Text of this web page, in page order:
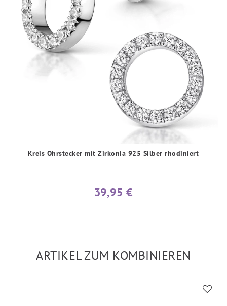
Kreis Ohrstecker mit Zirkonia 925 Silber rhodiniert
39,95 €
ARTIKEL ZUM KOMBINIEREN